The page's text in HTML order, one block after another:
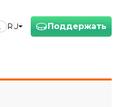
Поддержать
RU